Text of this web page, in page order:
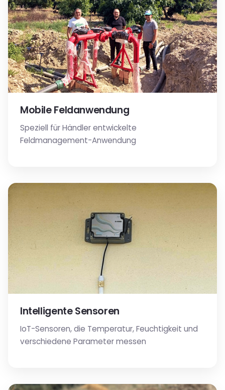
Mobile Feldanwendung
Speziell für Händler entwickelte
Feldmanagement-Anwendung
Intelligente Sensoren
IoT-Sensoren, die Temperatur, Feuchtigkeit und
verschiedene Parameter messen